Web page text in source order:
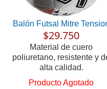
Balón Futsal Mitre
$29.750
Material de cuero
poliuretano, resistente y
alta calidad.
Producto Agotado